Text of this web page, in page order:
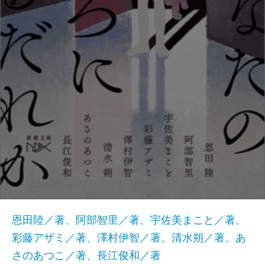
恩田陸／著、阿部智里／著、宇佐美まこと／著、
彩藤アザミ／著、澤村伊智／著、清水朔／著、あ
さのあつこ／著、長江俊和／著